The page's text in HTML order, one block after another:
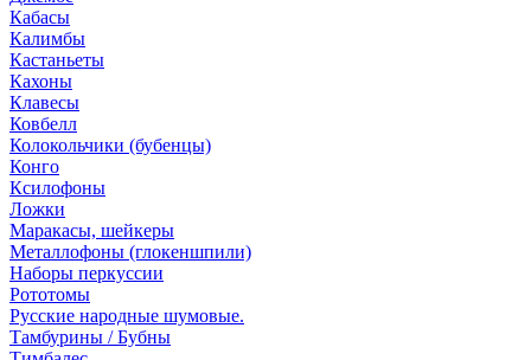
Кабасы
Калимбы
Кастаньеты
Кахоны
Клавесы
Ковбелл
Колокольчики (бубенцы)
Конго
Ксилофоны
Ложки
Маракасы, шейкеры
Металлофоны (глокеншпили)
Наборы перкуссии
Рототомы
Русские народные шумовые.
Тамбурины / Бубны